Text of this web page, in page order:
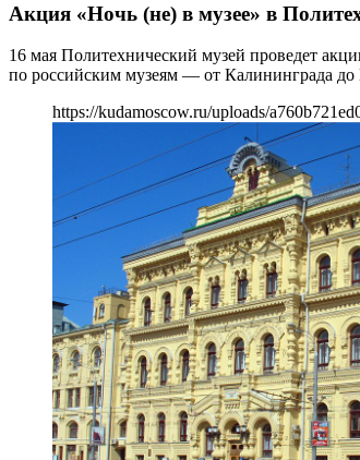
Акция «Ночь (не) в музее» в
16 мая Политехнический музей проведет
по российским музеям — от Калининграда до
https://kudamoscow.ru/uploads/